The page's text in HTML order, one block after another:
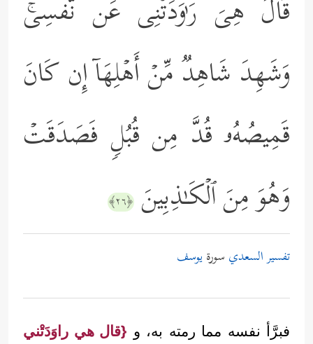
قَالَ هِیَ رَ ٰ⁠وَدَتۡنِی عَن نَّفۡسِیۚ
وَشَهِدَ شَاهِدࣱ مِّنۡ أَهۡلِهَاۤ إِن كَانَ
قَمِیصُهُۥ قُدَّ مِن قُبُلࣲ فَصَدَقَتۡ
وَهُوَ مِنَ ٱلۡكَـٰذِبِینَ ﴿٢٦﴾
تفسير السعدي سورةيوسف
فبرَّأ نفسه مما رمته به، و {قال هي راوَدَتْني